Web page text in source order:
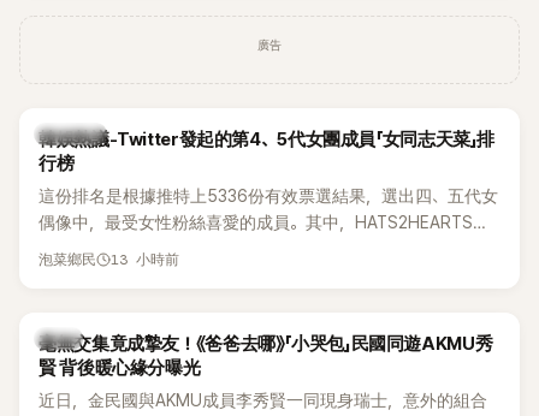
廣告
熱議討論
韓娛熱議-Twitter發起的第4、5代女團成員「女同志天菜」排
行榜
這份排名是根據推特上5336份有效票選結果，選出四、五代女
偶像中，最受女性粉絲喜愛的成員。其中，HATS2HEARTS成
員包攬了前三名，展現了她們在女性社群中的高人氣。
泡菜鄉民 13 小時前
韓星
毫無交集竟成摯友！《爸爸去哪》「小哭包」民國同遊AKMU秀
賢 背後暖心緣分曝光
近日，金民國與AKMU成員李秀賢一同現身瑞士，意外的組合